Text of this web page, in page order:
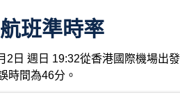
班準時率
2日 週日 19:32從香港國際機場出
時間為46分。